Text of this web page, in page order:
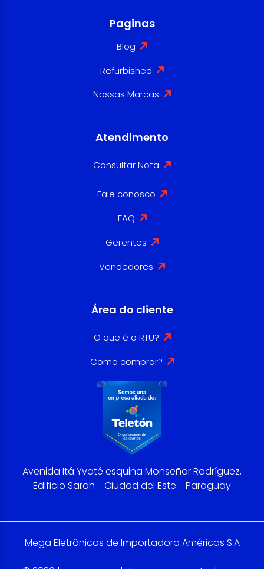
Paginas
Blog
Refurbished
Nossas Marcas
Atendimento
Consultar Nota
Fale conosco
FAQ
Gerentes
Vendedores
Área do cliente
O que é o RTU?
Como comprar?
Avenida Itá Yvaté esquina Monseñor Rodríguez,
Edificio Sarah - Ciudad del Este - Paraguay
Mega Eletrônicos de Importadora Américas S.A